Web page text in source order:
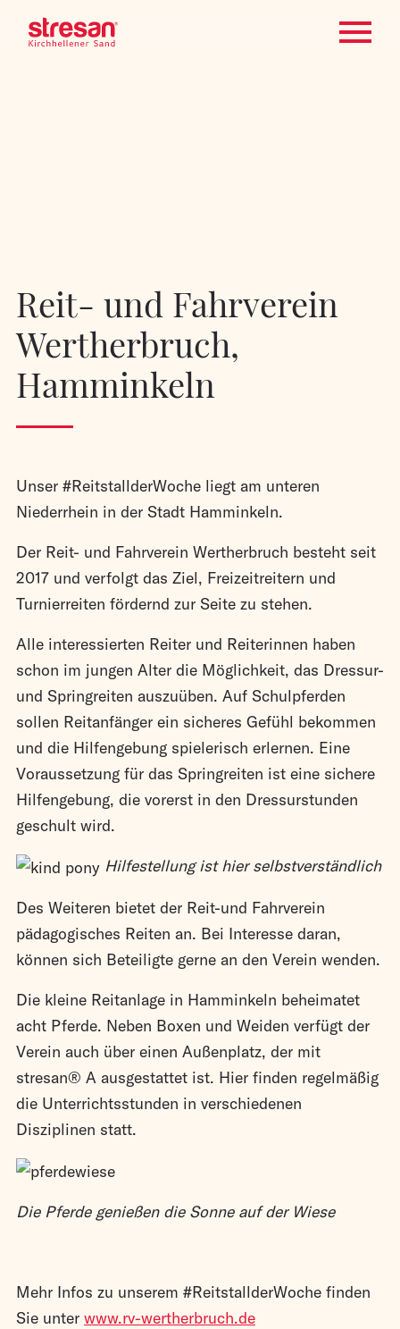
Reit- und Fahrverein
Wertherbruch,
Hamminkeln
Unser #ReitstallderWoche liegt am unteren
Niederrhein in der Stadt Hamminkeln.
Der Reit- und Fahrverein Wertherbruch besteht seit
2017 und verfolgt das Ziel, Freizeitreitern und
Turnierreiten fördernd zur Seite zu stehen.
Alle interessierten Reiter und Reiterinnen haben
schon im jungen Alter die Möglichkeit, das Dressur-
und Springreiten auszuüben. Auf Schulpferden
sollen Reitanfänger ein sicheres Gefühl bekommen
und die Hilfengebung spielerisch erlernen. Eine
Voraussetzung für das Springreiten ist eine sichere
Hilfengebung, die vorerst in den Dressurstunden
geschult wird.
Hilfestellung ist hier selbstverständlich
Des Weiteren bietet der Reit-und Fahrverein
pädagogisches Reiten an. Bei Interesse daran,
können sich Beteiligte gerne an den Verein wenden.
Die kleine Reitanlage in Hamminkeln beheimatet
acht Pferde. Neben Boxen und Weiden verfügt der
Verein auch über einen Außenplatz, der mit
stresan® A ausgestattet ist. Hier finden regelmäßig
die Unterrichtsstunden in verschiedenen
Disziplinen statt.
Die Pferde genießen die Sonne auf der Wiese
Mehr Infos zu unserem #ReitstallderWoche finden
Sie unter www.rv-wertherbruch.de